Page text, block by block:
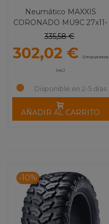
Neumático MAXXIS
CORONADO MU9C 27x11-
14 57M 8 Lonas
335,58 €
302,02 € (impuestos
inc.)
Disponible en 2-5 días
AÑADIR AL CARRITO
-10%